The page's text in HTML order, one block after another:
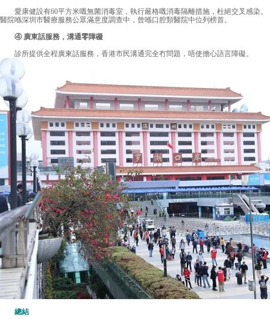
愛康健設有60平方米嘅無菌消毒室，執行嚴格嘅消毒隔離措施，杜絕交叉感染。
醫院喺深圳市醫療服務公眾滿意度調查中，曾喺口腔類醫院中位列榜首。
④ 廣東話服務，溝通零障礙
診所提供全程廣東話服務，香港市民溝通完全冇問題，唔使擔心語言障礙。
總結